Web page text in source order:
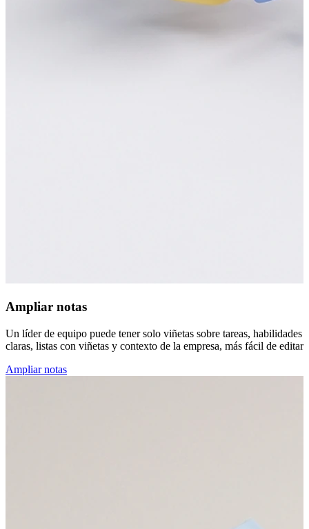
Ampliar notas
Un líder de equipo puede tener solo viñetas sobre tareas,
claras, listas con viñetas y contexto de la empresa, más fácil de editar
Ampliar notas